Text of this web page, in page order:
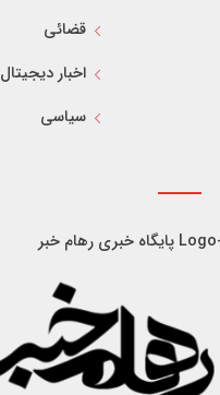
قضائی
اخبار دیجیتال
سیاسی
پایگاه خبری رهام خبر